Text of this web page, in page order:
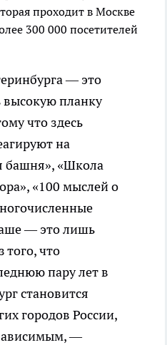
проходит в Москве
300 000 посетителей
— это
высокую планку
что здесь
на
башня», «Школа
«100 мыслей о
— это лишь
того, что
пару лет в
становится
городов России,
—